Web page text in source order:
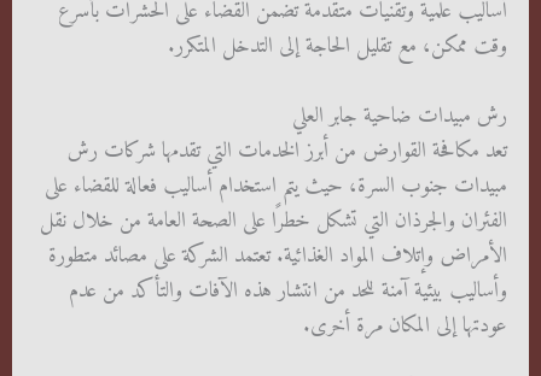
أساليب علمية وتقنيات متقدمة تضمن القضاء على الحشرات بأسرع
وقت ممكن، مع تقليل الحاجة إلى التدخل المتكرر.
رش مبيدات ضاحية جابر العلي
تعد مكافحة القوارض من أبرز الخدمات التي تقدمها شركات رش
مبيدات جنوب السرة، حيث يتم استخدام أساليب فعالة للقضاء على
الفئران والجرذان التي تشكل خطرًا على الصحة العامة من خلال نقل
الأمراض وإتلاف المواد الغذائية. تعتمد الشركة على مصائد متطورة
وأساليب بيئية آمنة للحد من انتشار هذه الآفات والتأكد من عدم
عودتها إلى المكان مرة أخرى.